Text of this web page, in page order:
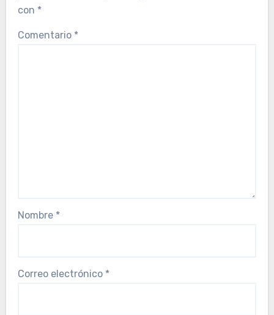
con *
Comentario *
Nombre *
Correo electrónico *